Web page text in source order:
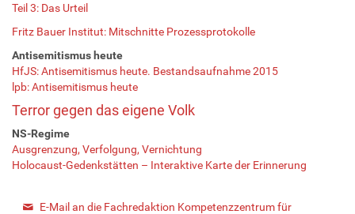
Teil 3: Das Urteil
Fritz Bauer Institut: Mitschnitte Prozessprotokolle
Antisemitismus heute
HfJS: Antisemitismus heute. Bestandsaufnahme 2015
lpb: Antisemitismus heute
Terror gegen das eigene Volk
NS-Regime
Ausgrenzung, Verfolgung, Vernichtung
Holocaust-Gedenkstätten – Interaktive Karte der Erinnerung
E-Mail an die Fachredaktion Kompetenzzentrum für